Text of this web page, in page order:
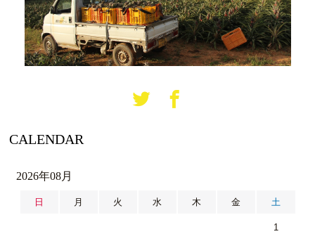
CALENDAR
2026年08月
日 月 火 水 木 金 土
1